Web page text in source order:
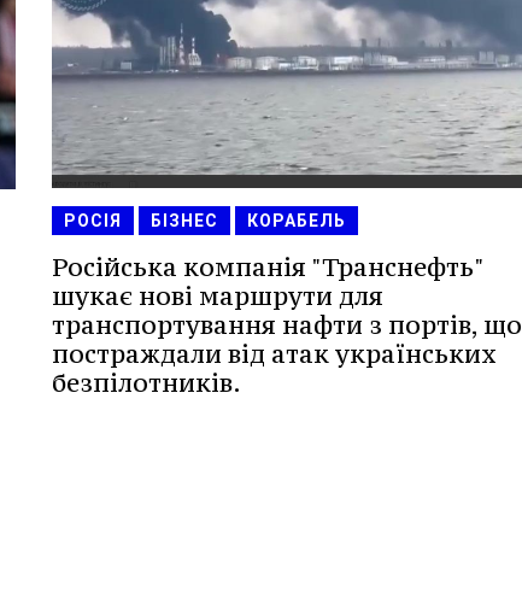
РОСІЯ БІЗНЕС КОРАБЕЛЬ
Російська компанія "Транснефть"
шукає нові маршрути для
транспортування нафти з портів, що
постраждали від атак українських
безпілотників.